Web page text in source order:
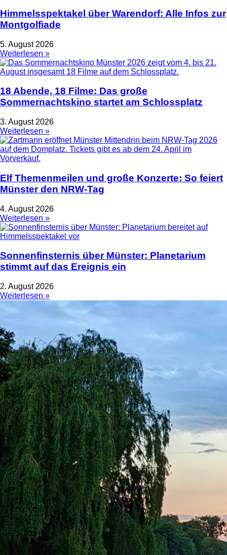
Himmelsspektakel über Warendorf: Alle Infos zur
Montgolfiade
5. August 2026
Weiterlesen »
18 Abende, 18 Filme: Das große
Sommernachtskino startet am Schlossplatz
3. August 2026
Weiterlesen »
Elf Themenmeilen und große Konzerte: So feiert
Münster den NRW-Tag
4. August 2026
Weiterlesen »
Sonnenfinsternis über Münster: Planetarium
stimmt auf das Ereignis ein
2. August 2026
Weiterlesen »